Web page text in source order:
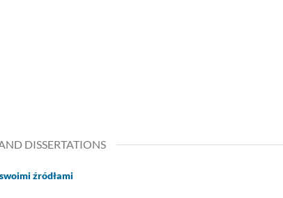
DISSERTATIONS
źródłami